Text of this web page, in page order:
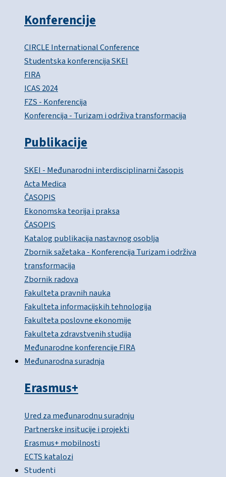
Konferencije
CIRCLE International Conference
Studentska konferencija SKEI
FIRA
ICAS 2024
FZS - Konferencija
Konferencija - Turizam i održiva transformacija
Publikacije
SKEI - Međunarodni interdisciplinarni časopis
Acta Medica
ČASOPIS
Ekonomska teorija i praksa
ČASOPIS
Katalog publikacija nastavnog osoblja
Zbornik sažetaka - Konferencija Turizam i održiva
transformacija
Zbornik radova
Fakulteta pravnih nauka
Fakulteta informacijskih tehnologija
Fakulteta poslovne ekonomije
Fakulteta zdravstvenih studija
Međunarodne konferencije FIRA
Međunarodna suradnja
Erasmus+
Ured za međunarodnu suradnju
Partnerske insitucije i projekti
Erasmus+ mobilnosti
ECTS katalozi
Studenti